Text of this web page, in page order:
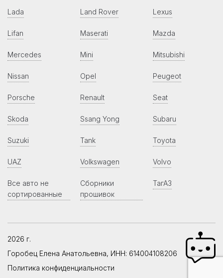
Lada Land Rover Lexus
Lifan Maserati Mazda
Mercedes Mini Mitsubishi
Nissan Opel Peugeot
Porsche Renault Seat
Skoda Ssang Yong Subaru
Suzuki Tank Toyota
UAZ Volkswagen Volvo
Все авто не
сортированные
Сборники
прошивок
ТагАЗ
2026 г.
Горобец Елена Анатольевна, ИНН: 614004108206
Политика конфиденциальности